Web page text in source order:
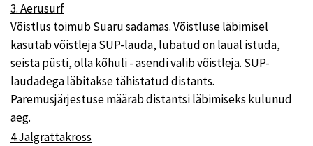
3. Aerusurf
Võistlus toimub Suaru sadamas. Võistluse läbimisel
kasutab võistleja SUP-lauda, lubatud on laual istuda,
seista püsti, olla kõhuli - asendi valib võistleja. SUP-
laudadega läbitakse tähistatud distants.
Paremusjärjestuse määrab distantsi läbimiseks kulunud
aeg.
4.Jalgrattakross